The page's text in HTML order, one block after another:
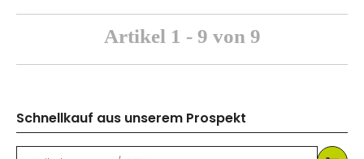
Artikel 1 - 9 von 9
Schnellkauf aus unserem Prospekt